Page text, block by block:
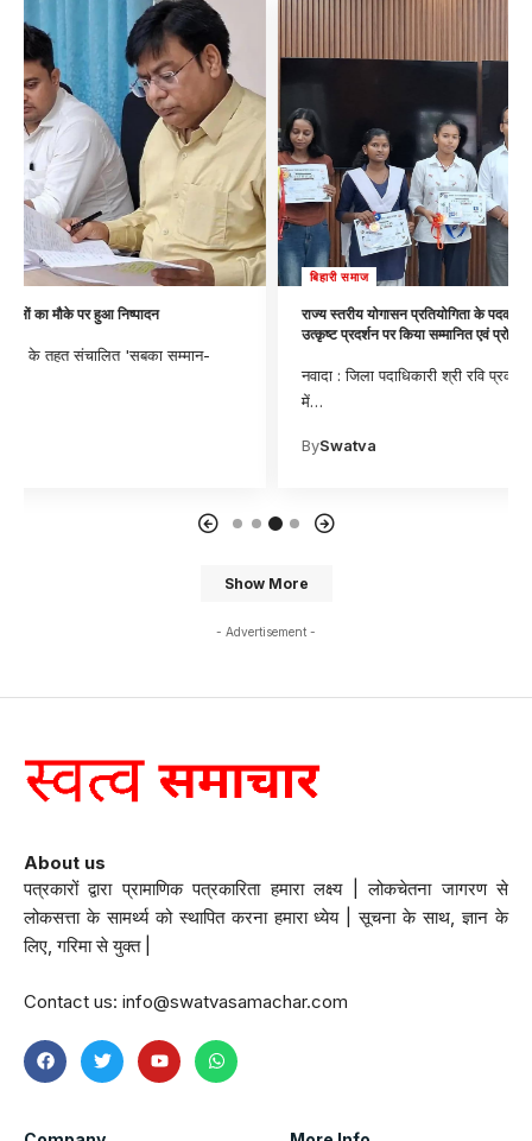
बिहारी समाज
राज्य स्तरीय योगासन प्रतियोगिता के पदक विजेता खिलाड़ियों से मिले जिला पदाधिकारी,
नवादा : जिला पदाधिकारी श्री रवि प्रकाश ने राज्य स्तरीय योगासन प्रतियोगिता
Show More
- Advertisement -
About us
पत्रकारों द्वारा प्रामाणिक पत्रकारिता हमारा लक्ष्य | लोकचेतना जागरण से
लोकसत्ता के सामर्थ्य को स्थापित करना हमारा ध्येय | सूचना के साथ, ज्ञान के
लिए, गरिमा से युक्त |
Contact us: info@swatvasamachar.com